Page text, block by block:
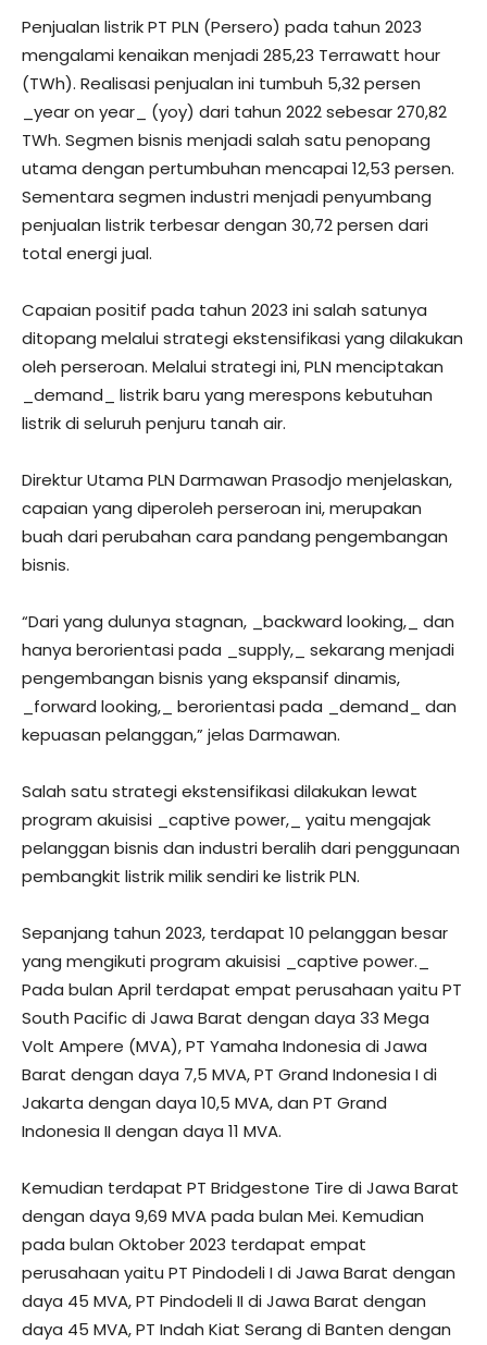
Penjualan listrik PT PLN (Persero) pada tahun 2023
mengalami kenaikan menjadi 285,23 Terrawatt hour
(TWh). Realisasi penjualan ini tumbuh 5,32 persen
_year on year_ (yoy) dari tahun 2022 sebesar 270,82
TWh. Segmen bisnis menjadi salah satu penopang
utama dengan pertumbuhan mencapai 12,53 persen.
Sementara segmen industri menjadi penyumbang
penjualan listrik terbesar dengan 30,72 persen dari
total energi jual.
Capaian positif pada tahun 2023 ini salah satunya
ditopang melalui strategi ekstensifikasi yang dilakukan
oleh perseroan. Melalui strategi ini, PLN menciptakan
_demand_ listrik baru yang merespons kebutuhan
listrik di seluruh penjuru tanah air.
Direktur Utama PLN Darmawan Prasodjo menjelaskan,
capaian yang diperoleh perseroan ini, merupakan
buah dari perubahan cara pandang pengembangan
bisnis.
“Dari yang dulunya stagnan, _backward looking,_ dan
hanya berorientasi pada _supply,_ sekarang menjadi
pengembangan bisnis yang ekspansif dinamis,
_forward looking,_ berorientasi pada _demand_ dan
kepuasan pelanggan,” jelas Darmawan.
Salah satu strategi ekstensifikasi dilakukan lewat
program akuisisi _captive power,_ yaitu mengajak
pelanggan bisnis dan industri beralih dari penggunaan
pembangkit listrik milik sendiri ke listrik PLN.
Sepanjang tahun 2023, terdapat 10 pelanggan besar
yang mengikuti program akuisisi _captive power._
Pada bulan April terdapat empat perusahaan yaitu PT
South Pacific di Jawa Barat dengan daya 33 Mega
Volt Ampere (MVA), PT Yamaha Indonesia di Jawa
Barat dengan daya 7,5 MVA, PT Grand Indonesia I di
Jakarta dengan daya 10,5 MVA, dan PT Grand
Indonesia II dengan daya 11 MVA.
Kemudian terdapat PT Bridgestone Tire di Jawa Barat
dengan daya 9,69 MVA pada bulan Mei. Kemudian
pada bulan Oktober 2023 terdapat empat
perusahaan yaitu PT Pindodeli I di Jawa Barat dengan
daya 45 MVA, PT Pindodeli II di Jawa Barat dengan
daya 45 MVA, PT Indah Kiat Serang di Banten dengan